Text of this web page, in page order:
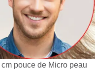
pouce de Micro peau